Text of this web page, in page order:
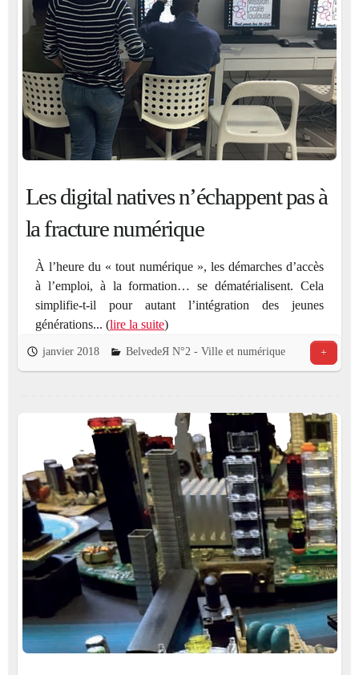
Les digital natives n’échappent pas à
la fracture numérique
À l’heure du « tout numérique », les démarches d’accès
à l’emploi, à la formation… se dématérialisent. Cela
simplifie-t-il pour autant l’intégration des jeunes
générations... (lire la suite)
janvier 2018 BelvedeЯ N°2 - Ville et numérique +